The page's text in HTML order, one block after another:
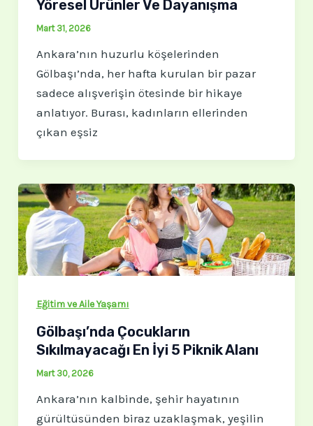
Yöresel Ürünler Ve Dayanışma
Mart 31, 2026
Ankara’nın huzurlu köşelerinden
Gölbaşı’nda, her hafta kurulan bir pazar
sadece alışverişin ötesinde bir hikaye
anlatıyor. Burası, kadınların ellerinden
çıkan eşsiz
Eğitim ve Aile Yaşamı
Gölbaşı’nda Çocukların
Sıkılmayacağı En İyi 5 Piknik Alanı
Mart 30, 2026
Ankara’nın kalbinde, şehir hayatının
gürültüsünden biraz uzaklaşmak, yeşilin